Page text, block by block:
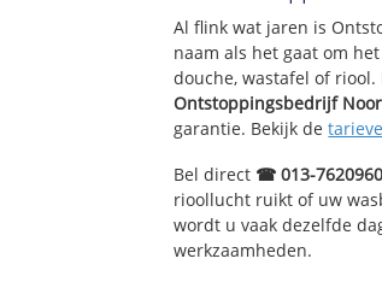
Al flink wat jaren is
naam als het gaat om
douche, wastafel of riool.
Ontstoppingsbedrijf
garantie. Bekijk de
Bel direct ☎ 013-7620960
rioollucht ruikt of uw
wordt u vaak dezelfde
werkzaamheden.